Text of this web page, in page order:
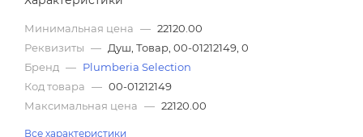
Минимальная цена — 22120.00
Реквизиты — Душ, Товар, 00-01212149, 0
Бренд — Plumberia Selection
Код товара — 00-01212149
Максимальная цена — 22120.00
Все характеристики